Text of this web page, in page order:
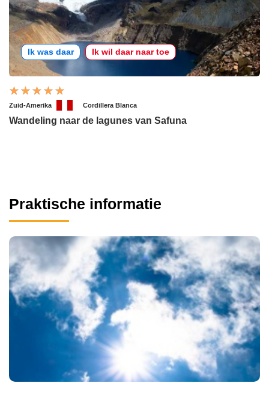
Ik was daar Ik wil daar naar toe
Zuid-Amerika Cordillera Blanca
Wandeling naar de lagunes van Safuna
Praktische informatie